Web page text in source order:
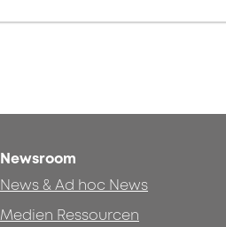
Newsroom
News & Ad hoc News
Medien Ressourcen